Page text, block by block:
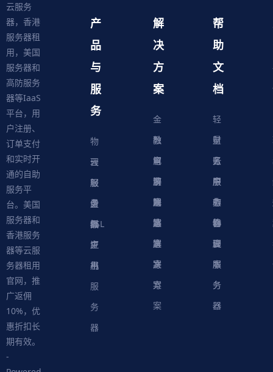
云服务
器，香港
服务器租
用，美国
服务器和
高防服务
器等IaaS
平台，用
户注册、
订单支付
和实时开
通的自助
服务平
台。美国
服务器和
香港服务
器等云服
务器租用
官网，推
广返佣
10%，优
惠折扣长
期有效。
-
产
品
与
服
务
物
理
服
务
器
云
服
务
器
轻
量
级
应
用
服
务
器
虚
拟
主
机
SSL
证
书
解
决
方
案
金
融
解
决
方
案
教
育
解
决
方
案
电
商
解
决
方
案
游
戏
解
决
方
案
网
站
解
决
方
案
帮
助
文
档
轻
量
云
服
务
器
财
务
中
心
账
户
中
心
服
务
协
议
软
件
脚
本
物
理
服
务
器
云
服
务
器